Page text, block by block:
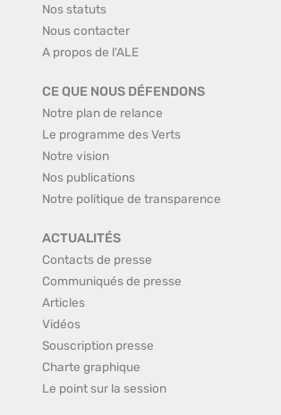
Nos statuts
Nous contacter
A propos de l'ALE
CE QUE NOUS DÉFENDONS
Notre plan de relance
Le programme des Verts
Notre vision
Nos publications
Notre politique de transparence
ACTUALITÉS
Contacts de presse
Communiqués de presse
Articles
Vidéos
Souscription presse
Charte graphique
Le point sur la session